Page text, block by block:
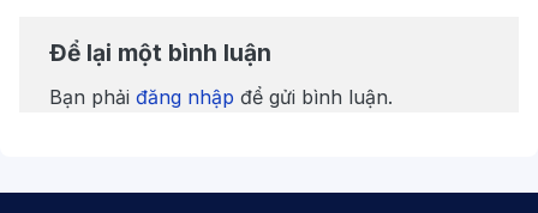
Để lại một bình luận
Bạn phải đăng nhập để gửi bình luận.